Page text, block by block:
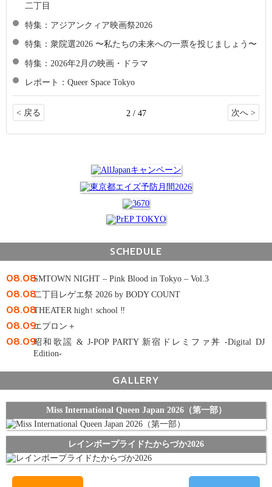
二丁目
特集：アジアンクィア映画祭2026
特集：衆院選2026 〜私たちの未来への一票を投じましょう〜
特集：2026年2月の映画・ドラマ
レポート：Queer Space Tokyo
< 戻る 2 / 47 次へ >
SCHEDULE
08.08SMTOWN NIGHT – Pink Blood in Tokyo – Vol.3
08.08二丁目レゲエ祭 2026 by BODY COUNT
08.08THEATER high↑ school ‼
08.09エプロン＋
08.09昭和歌謡 & J-POP PARTY 新宿ドレミファ丼 -Digital DJ
Edition-
GALLERY
Miss International Queen Japan 2026（第一部）
レインボープライドたからづか2026